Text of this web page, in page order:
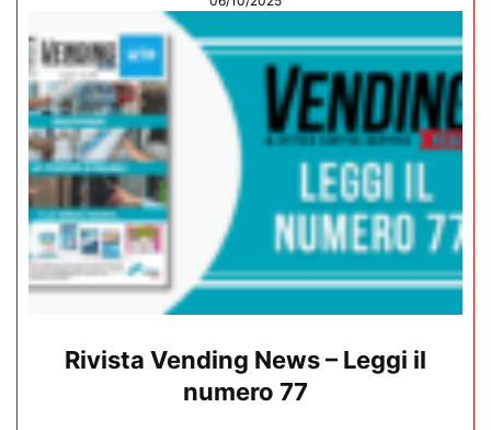
Rivista Vending News – Leggi il
numero 77